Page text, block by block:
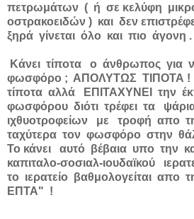
πετρωμάτων ( ή σε κελύφη
οστρακοειδών ) και δεν
ξηρά γίνεται όλο και πιο άγονη .
Κάνει τίποτα ο άνθρωπος για
φωσφόρο ; ΑΠΟΛΥΤΩΣ ΤΙΠΟΤΑ !
τίποτα αλλά ΕΠΙΤΑΧΥΝΕΙ την
φωσφόρου διότι τρέφει τα
ιχθυοτροφείων με τροφή απο
ταχύτερα τον φωσφόρο στην
Το κάνει αυτό βέβαια υπο την
καπιταλο-σοσιαλ-ιουδαϊκού
το ιερατείο βαθμολογείται
ΕΠΤΑ" !